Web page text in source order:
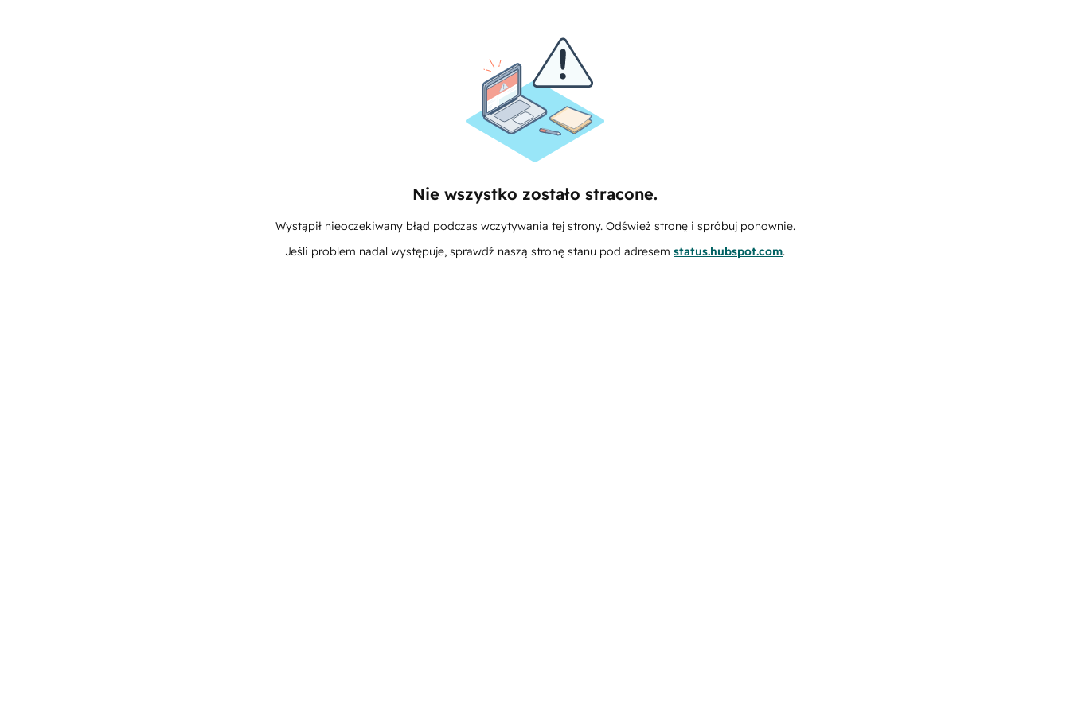
Nie wszystko zostało stracone.
Wystąpił nieoczekiwany błąd podczas wczytywania tej strony. Odśwież stronę i spróbuj ponownie.
Jeśli problem nadal występuje, sprawdź naszą stronę stanu pod adresem status.hubspot.com.